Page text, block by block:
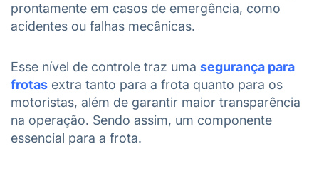
prontamente em casos de emergência, como
acidentes ou falhas mecânicas.
Esse nível de controle traz uma segurança para
frotas extra tanto para a frota quanto para os
motoristas, além de garantir maior transparência
na operação. Sendo assim, um componente
essencial para a frota.